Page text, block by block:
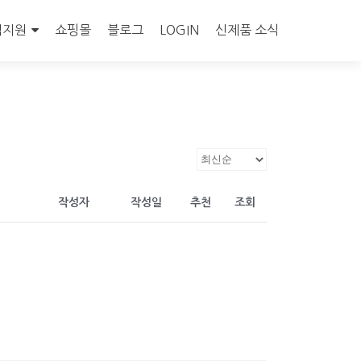
지원 쇼핑몰 블로그 LOGIN 신제품 소식
작성자 작성일 추천 조회